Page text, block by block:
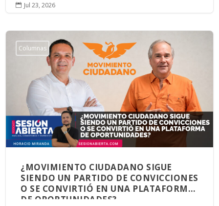
 Jul 23, 2026
Columnas
¿MOVIMIENTO CIUDADANO SIGUE
SIENDO UN PARTIDO DE CONVICCIONES
O SE CONVIRTIÓ EN UNA PLATAFORMA
DE OPORTUNIDADES?